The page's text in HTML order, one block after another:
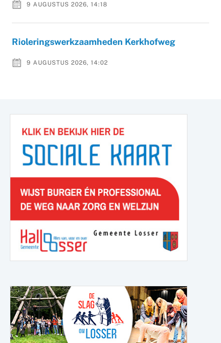
9 AUGUSTUS 2026, 14:18
Rioleringswerkzaamheden Kerkhofweg
9 AUGUSTUS 2026, 14:02